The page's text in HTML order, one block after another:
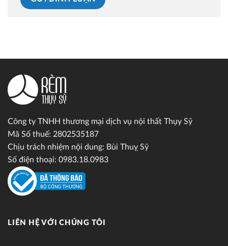
Công ty TNHH thương mại dịch vụ nội thất Thụy Sỹ
Mã Số thuế: 2802535187
Chịu trách nhiệm nội dung: Bùi Thuỵ Sỹ
Số điện thoại: 0983.18.0983
LIÊN HỆ VỚI CHÚNG TÔI